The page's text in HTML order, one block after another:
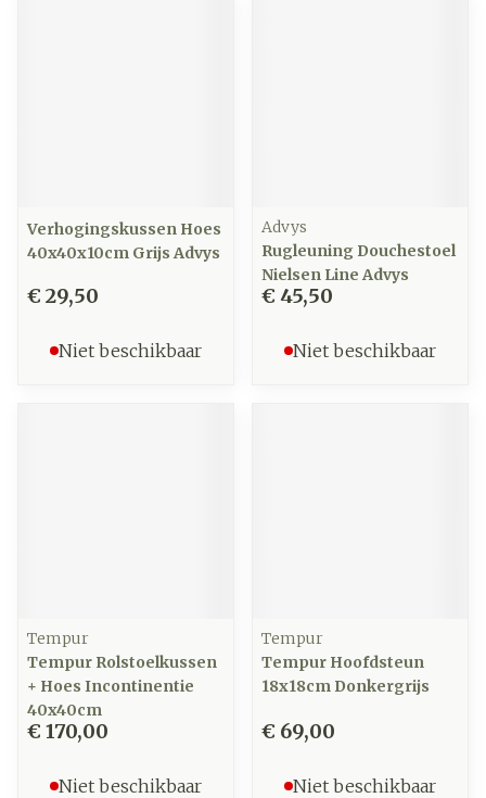
Verhogingskussen Hoes
40x40x10cm Grijs Advys
€ 29,50
Niet beschikbaar
Advys
Rugleuning Douchestoel
Nielsen Line Advys
€ 45,50
Niet beschikbaar
Tempur
Tempur Rolstoelkussen
+ Hoes Incontinentie
40x40cm
€ 170,00
Niet beschikbaar
Tempur
Tempur Hoofdsteun
18x18cm Donkergrijs
€ 69,00
Niet beschikbaar